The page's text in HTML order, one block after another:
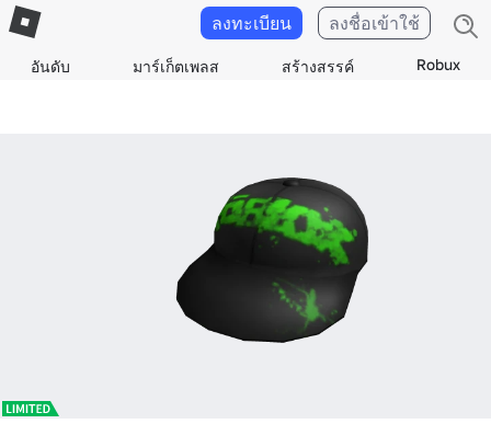
อันดับ มาร์เก็ตเพลส สร้างสรรค์ Robux
ลงทะเบียน ลงชื่อเข้าใช้